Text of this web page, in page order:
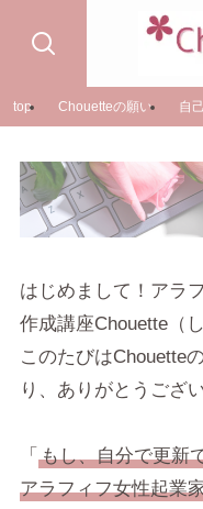
top Chouetteの願い 自
はじめまして！アラ
作成講座Chouette（
このたびはChouette
り、ありがとうござ
「 もし、自分で更新
アラフィフ女性起業